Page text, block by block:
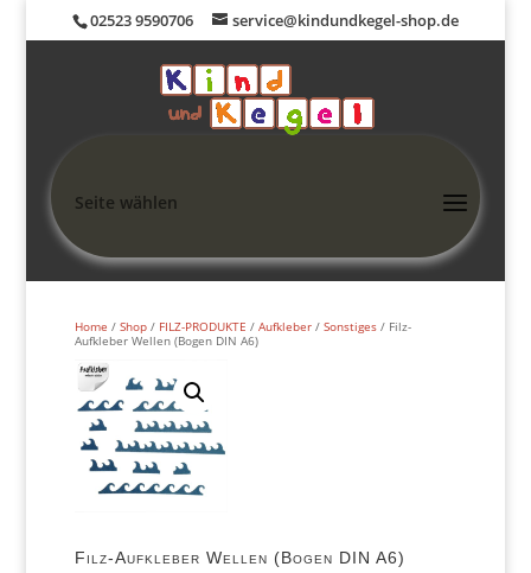
02523 9590706 service@kindundkegel-shop.de
Seite wählen
Home / Shop/ FILZ-PRODUKTE / Aufkleber/ Sonstiges/ Filz-
Aufkleber Wellen (Bogen DIN A6)
Filz-Aufkleber Wellen (Bogen DIN A6)